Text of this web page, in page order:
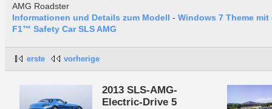
AMG Roadster
Informationen und Details zum Modell - Windows 7 Theme mit
F1™ Safety Car SLS AMG
erste vorherige
2013 SLS-AMG-
Electric-Drive 5